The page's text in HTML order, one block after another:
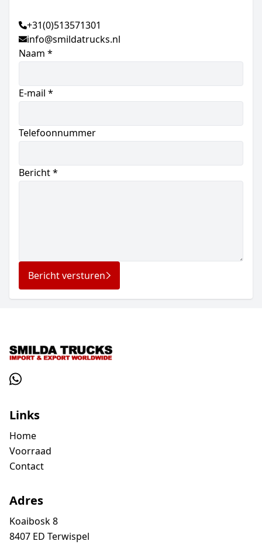
+31(0)513571301
info@smildatrucks.nl
Naam *
E-mail *
Telefoonnummer
Bericht *
Bericht versturen
Links
Home
Voorraad
Contact
Adres
Koaibosk 8
8407 ED Terwispel